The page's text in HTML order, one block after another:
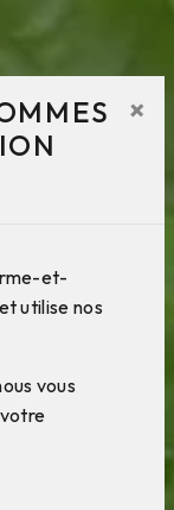
×
et-
utilise nos
vous